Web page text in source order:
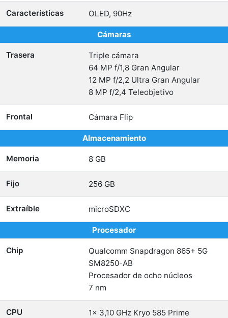
Características OLED, 90Hz
Cámaras
Trasera
Triple cámara
64 MP f/1,8 Gran Angular
12 MP f/2,2 Ultra Gran Angular
8 MP f/2,4 Teleobjetivo
Frontal Cámara Flip
Almacenamiento
Memoria 8 GB
Fijo 256 GB
Extraíble microSDXC
Procesador
Chip
Qualcomm Snapdragon 865+ 5G
SM8250-AB
Procesador de ocho núcleos
7 nm
CPU
1x 3,10 GHz Kryo 585 Prime